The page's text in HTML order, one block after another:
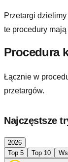
Przetargi
te procedury
Procedura
Łącznie w
przetargów.
Najczęstsze
2026
Top 5
Top 10